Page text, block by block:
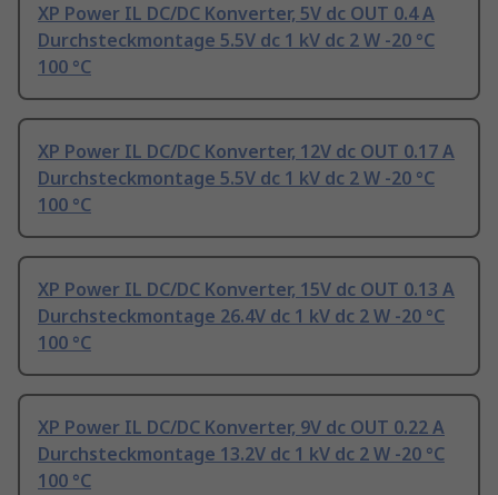
XP Power IL DC/DC Konverter, 5V dc OUT 0.4 A
Durchsteckmontage 5.5V dc 1 kV dc 2 W -20 °C
100 °C
XP Power IL DC/DC Konverter, 12V dc OUT 0.17 A
Durchsteckmontage 5.5V dc 1 kV dc 2 W -20 °C
100 °C
XP Power IL DC/DC Konverter, 15V dc OUT 0.13 A
Durchsteckmontage 26.4V dc 1 kV dc 2 W -20 °C
100 °C
XP Power IL DC/DC Konverter, 9V dc OUT 0.22 A
Durchsteckmontage 13.2V dc 1 kV dc 2 W -20 °C
100 °C